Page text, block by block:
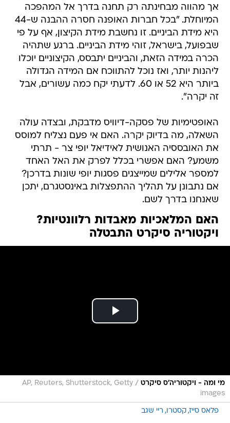
אך מהווה מבחינתה רק תחנה בדרך אל המהפכה
המיוחלת. "בכל חברות האופנה חסרה ההבנה ש-44
היא מידת הביניים. זו נחשבת מידת הקיצון, אף על פי
שבפועל, בישראל, זוהי מידת הביניים. ברגע שתהיה
הכרה במידה הזאת, והביניים יתבסס, הקיצוניים יוכלו
ליהנות יותר, ואז נוכל להתווכח אם המידה הגדולה
ביותר היא 52 או 60. לדעתי יקח כמה עשורים, אבל
זה יקרה".
האופטימיות של פסקה-דיוויס מדבקת, ובצדה עולה
השאלה, מה בדיוק יקרה. האם אי פעם נצליח למוסס
את האובססיה האנושית לאידיאל יופי צר - תרתי
משמע? האם אפשרי בכלל לפרק את האל האחד
למספר אלילים שמייצגים פסגות יופי שונות בדרכן?
אם נתבונן על תהליך ההתפצלות באינסטגרם, יתכן
שאנחנו בדרך לשם.
האם המלאכיות מאבדות רלוונטיות?
ויקטוריה סיקרט התבטלה
מי ומה - ויקטוריה'ס סיקרט /
AP, Reuters, Shutterstock, Getty
images
פלאס סייז קסטרו ריי שגב